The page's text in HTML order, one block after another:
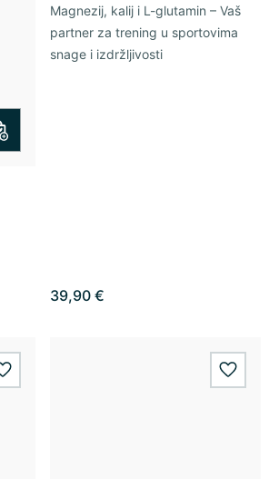
Magnezij, kalij i L-glutamin – Vaš
partner za trening u sportovima
snage i izdržljivosti
39,90 €
wishlist.add